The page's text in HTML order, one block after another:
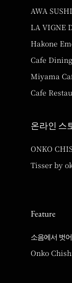
AWA SUSHI
LA VIGNE
Hakone
Cafe
Miyama
Cafe
온라인 스
ONKO
Tisser by
Feature
소음에서 벗
Onko